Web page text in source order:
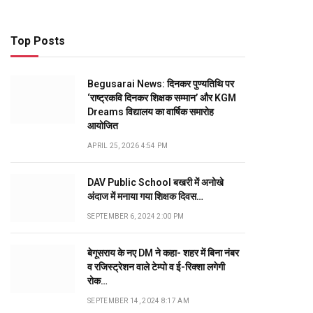
Top Posts
Begusarai News: दिनकर पुण्यतिथि पर
‘राष्ट्रकवि दिनकर शिक्षक सम्मान’ और KGM
Dreams विद्यालय का वार्षिक समारोह
आयोजित
APRIL 25, 2026 4:54 PM
DAV Public School बखरी में अनोखे
अंदाज में मनाया गया शिक्षक दिवस…
SEPTEMBER 6, 2024 2:00 PM
बेगूसराय के नए DM ने कहा- शहर में बिना नंबर
व रजिस्ट्रेशन वाले टेम्पो व ई-रिक्शा लगेगी
रोक…
SEPTEMBER 14, 2024 8:17 AM